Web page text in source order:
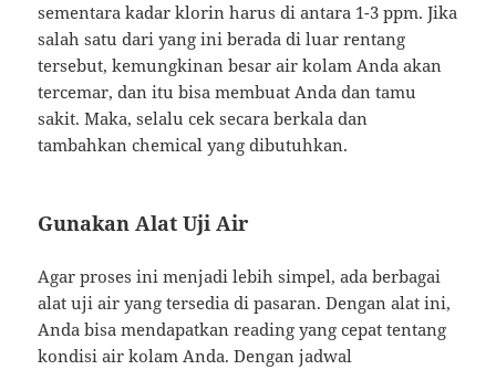
sementara kadar klorin harus di antara 1-3 ppm. Jika
salah satu dari yang ini berada di luar rentang
tersebut, kemungkinan besar air kolam Anda akan
tercemar, dan itu bisa membuat Anda dan tamu
sakit. Maka, selalu cek secara berkala dan
tambahkan chemical yang dibutuhkan.
Gunakan Alat Uji Air
Agar proses ini menjadi lebih simpel, ada berbagai
alat uji air yang tersedia di pasaran. Dengan alat ini,
Anda bisa mendapatkan reading yang cepat tentang
kondisi air kolam Anda. Dengan jadwal